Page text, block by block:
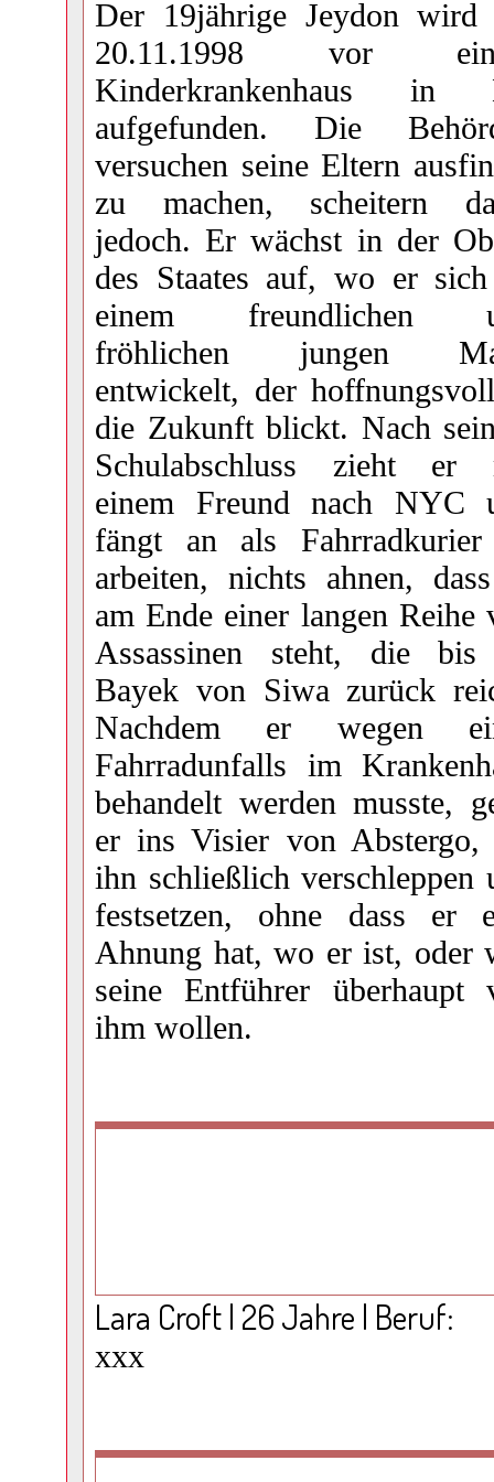
In manchen Teilen der Welt kommt
Auseinandersetzungen zwischen
sie aufzufliegen?
Urteil warten wacht Squall bei
ist. Nun beginnt ein Wettlauf gegen
Teamkameraden zu retten. Können
befreien?
- Wir spielen zwei Monate nach
Herr der Elemente
- Somit wird das Jahr 101 NZK
- Luftbändiger werden nur nach
durchdachten Charakterkonzept
- In der Spielwelt tauchen immer
nach Absprache spielbar sind
- Eigene Charaktere, wie auch
gesehen
- Auch Neueinsteigern wird eine
teilzunehmen
Der 19jährige Jeydon wird
20.11.1998 vor
Kinderkrankenhaus in
aufgefunden. Die
versuchen seine Eltern
zu machen, scheitern
jedoch. Er wächst in der
des Staates auf, wo er
einem freundlichen
fröhlichen jungen
entwickelt, der
die Zukunft blickt. Nach
Schulabschluss zieht er
einem Freund nach NYC
fängt an als
arbeiten, nichts ahnen,
am Ende einer langen Reihe
Assassinen steht, die
Bayek von Siwa zurück
Nachdem er wegen
Fahrradunfalls im
behandelt werden musste,
er ins Visier von Abstergo,
ihn schließlich verschleppen
festsetzen, ohne dass er
Ahnung hat, wo er ist, oder
seine Entführer überhaupt
ihm wollen.
Lara Croft | 26 Jahre | Beruf:
xxx